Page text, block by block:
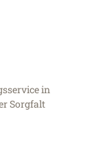
in
Sorgfalt